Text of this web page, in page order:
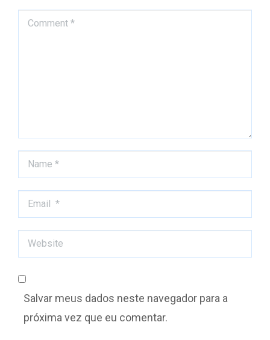
Comment *
Name *
Email *
Website
Salvar meus dados neste navegador para a
próxima vez que eu comentar.